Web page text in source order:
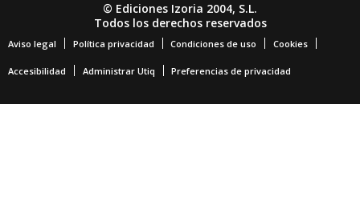
© Ediciones Izoria 2004, S.L.
Todos los derechos reservados
Aviso legal Política privacidad Condiciones de uso Cookies
Accesibilidad Administrar Utiq Preferencias de privacidad